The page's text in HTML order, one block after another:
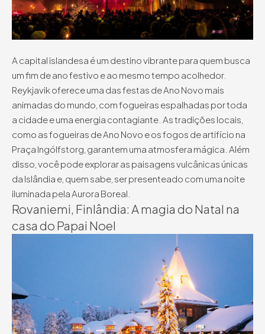
A capital islandesa é um destino vibrante para quem busca
um fim de ano festivo e ao mesmo tempo acolhedor.
Reykjavik oferece uma das festas de Ano Novo mais
animadas do mundo, com fogueiras espalhadas por toda
a cidade e uma energia contagiante. As tradições locais,
como as fogueiras de Ano Novo e os fogos de artifício na
Praça Ingólfstorg, garantem uma atmosfera mágica. Além
disso, você pode explorar as paisagens vulcânicas únicas
da Islândia e, quem sabe, ser presenteado com uma noite
iluminada pela Aurora Boreal.
Rovaniemi, Finlândia: A magia do Natal na
casa do Papai Noel